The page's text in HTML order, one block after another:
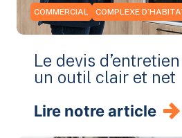
COMMERCIAL COMPLEXE
Le devis
un outil clair et net
Lire notre article